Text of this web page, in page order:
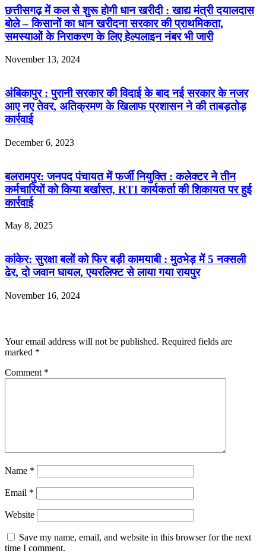
छत्तीसगढ़ में कल से शुरू होगी धान खरीदी : खाद्य मंत्री दयालदास
बोले – किसानों का धान खरीदना सरकार की प्राथमिकता,
समस्याओं के निराकरण के लिए हेल्पलाइन नंबर भी जारी
November 13, 2024
अंबिकापुर : पुरानी सरकार की विदाई के बाद नई सरकार के नजर
आए नए तेवर, अतिक्रमण के खिलाफ प्रशासन ने की ताबड़तोड़
कार्रवाई
December 6, 2023
बलरामपुर: जनपद पंचायत में फर्जी नियुक्ति : कलेक्टर ने तीन
कर्मचारियों को किया बर्खास्त, RTI कार्यकर्ता की शिकायत पर हुई
कार्रवाई
May 8, 2025
कांकेर: सुरक्षा बलों को फिर बड़ी कामयाबी : मुठभेड़ में 5 नक्सली
ढेर, दो जवान घायल, एयरलिफ्ट से लाया गया रायपुर
November 16, 2024
Your email address will not be published. Required fields are
marked *
Comment *
Name *
Email *
Website
Save my name, email, and website in this browser for the next
time I comment.